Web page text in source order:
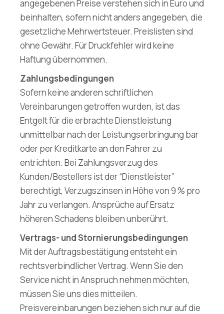
angegebenen Preise verstehen sich in Euro und
beinhalten, sofern nicht anders angegeben, die
gesetzliche Mehrwertsteuer. Preislisten sind
ohne Gewähr. Für Druckfehler wird keine
Haftung übernommen.
Zahlungsbedingungen
Sofern keine anderen schriftlichen
Vereinbarungen getroffen wurden, ist das
Entgelt für die erbrachte Dienstleistung
unmittelbar nach der Leistungserbringung bar
oder per Kreditkarte an den Fahrer zu
entrichten. Bei Zahlungsverzug des
Kunden/Bestellers ist der “Dienstleister”
berechtigt, Verzugszinsen in Höhe von 9 % pro
Jahr zu verlangen. Ansprüche auf Ersatz
höheren Schadens bleiben unberührt.
Vertrags- und Stornierungsbedingungen
Mit der Auftragsbestätigung entsteht ein
rechtsverbindlicher Vertrag. Wenn Sie den
Service nicht in Anspruch nehmen möchten,
müssen Sie uns dies mitteilen.
Preisvereinbarungen beziehen sich nur auf die